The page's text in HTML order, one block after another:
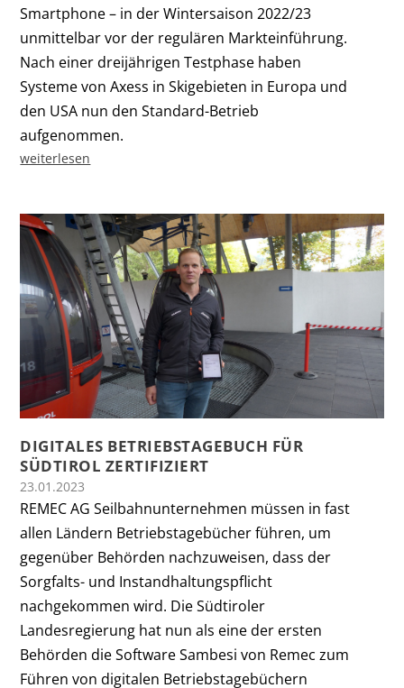
Smartphone – in der Wintersaison 2022/23
unmittelbar vor der regulären Markteinführung.
Nach einer dreijährigen Testphase haben
Systeme von Axess in Skigebieten in Europa und
den USA nun den Standard-Betrieb
aufgenommen.
weiterlesen
DIGITALES BETRIEBSTAGEBUCH FÜR
SÜDTIROL ZERTIFIZIERT
23.01.2023
REMEC AG Seilbahnunternehmen müssen in fast
allen Ländern Betriebstagebücher führen, um
gegenüber Behörden nachzuweisen, dass der
Sorgfalts- und Instandhaltungspflicht
nachgekommen wird. Die Südtiroler
Landesregierung hat nun als eine der ersten
Behörden die Software Sambesi von Remec zum
Führen von digitalen Betriebstagebüchern